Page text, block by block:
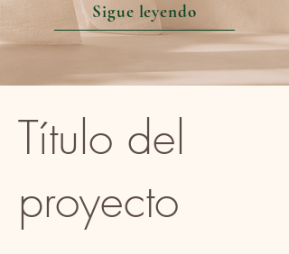
Sigue leyendo
Título del
proyecto